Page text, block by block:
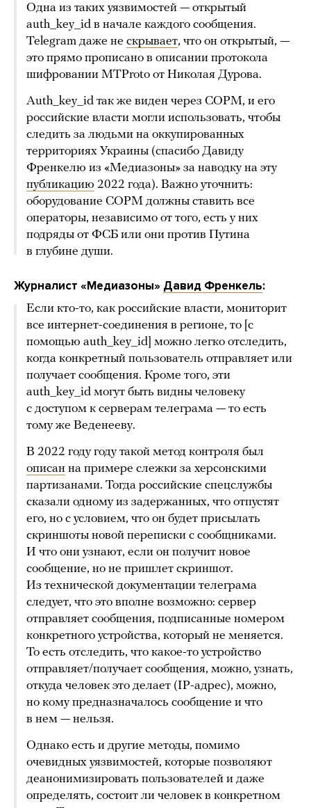
Одна из таких уязвимостей — открытый
auth_key_id в начале каждого сообщения.
Telegram даже не скрывает, что он открытый, —
это прямо прописано в описании протокола
шифровании MTProto от Николая Дурова.
Auth_key_id так же виден через СОРМ, и его
российские власти могли использовать, чтобы
следить за людьми на оккупированных
территориях Украины (спасибо Давиду
Френкелю из «Медиазоны» за наводку на эту
публикацию 2022 года). Важно уточнить:
оборудование СОРМ должны ставить все
операторы, независимо от того, есть у них
подряды от ФСБ или они против Путина
в глубине души.
Журналист «Медиазоны» Давид Френкель:
Если кто-то, как российские власти, мониторит
все интернет-соединения в регионе, то [с
помощью auth_key_id] можно легко отследить,
когда конкретный пользователь отправляет или
получает сообщения. Кроме того, эти
auth_key_id могут быть видны человеку
с доступом к серверам телеграма — то есть
тому же Веденееву.
В 2022 году году такой метод контроля был
описан на примере слежки за херсонскими
партизанами. Тогда российские спецслужбы
сказали одному из задержанных, что отпустят
его, но с условием, что он будет присылать
скриншоты новой переписки с сообщниками.
И что они узнают, если он получит новое
сообщение, но не пришлет скриншот.
Из технической документации телеграма
следует, что это вполне возможно: сервер
отправляет сообщения, подписанные номером
конкретного устройства, который не меняется.
То есть отследить, что какое-то устройство
отправляет/получает сообщения, можно, узнать,
откуда человек это делает (IP-адрес), можно,
но кому предназначалось сообщение и что
в нем — нельзя.
Однако есть и другие методы, помимо
очевидных уязвимостей, которые позволяют
деанонимизировать пользователей и даже
определять, состоит ли человек в конкретном